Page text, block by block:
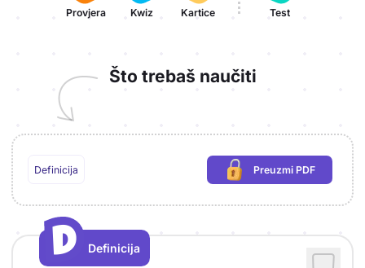
Provjera Kwiz Kartice Test
Što trebaš naučiti
Definicija Preuzmi PDF
(potrebna prijava)
D
D
Definicija